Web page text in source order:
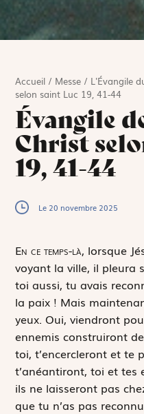
Accueil / Messe / L'Évangile
selon saint Luc 19, 41-44
Évangile
Christ
19, 41-44
Le 20 novembre 2025
En ce temps-là, lorsque
voyant la ville, il pleura
toi aussi, tu avais
la paix ! Mais
yeux. Oui, viendront
ennemis construiront
toi, t’encercleront et te
t’anéantiront, toi et tes
ils ne laisseront pas
que tu n’as pas